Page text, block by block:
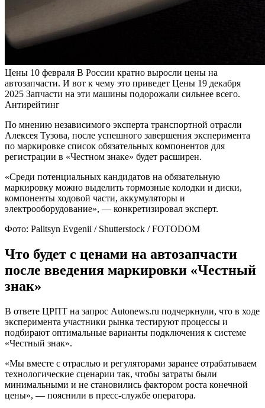
Цены 10 февраля В России кратно выросли цены на
автозапчасти. И вот к чему это приведет Цены 19 декабря
2025 Запчасти на эти машины подорожали сильнее всего.
Антирейтинг
По мнению независимого эксперта транспортной отрасли
Алексея Тузова, после успешного завершения эксперимента
по маркировке список обязательных компонентов для
регистрации в «Честном знаке» будет расширен.
«Среди потенциальных кандидатов на обязательную
маркировку можно выделить тормозные колодки и диски,
компоненты ходовой части, аккумуляторы и
электрооборудование», — конкретизировал эксперт.
Фото: Palitsyn Evgenii / Shutterstock / FOTODOM
Что будет с ценами на автозапчасти
после введения маркировки «Честный
знак»
В ответе ЦРПТ на запрос Autonews.ru подчеркнули, что в ходе
эксперимента участники рынка тестируют процессы и
подбирают оптимальные варианты подключения к системе
«Честный знак».
«Мы вместе с отраслью и регуляторами заранее отрабатываем
технологические сценарии так, чтобы затраты были
минимальными и не становились фактором роста конечной
цены», — пояснили в пресс-службе оператора.